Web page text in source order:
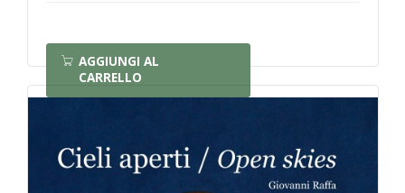
AGGIUNGI AL
CARRELLO